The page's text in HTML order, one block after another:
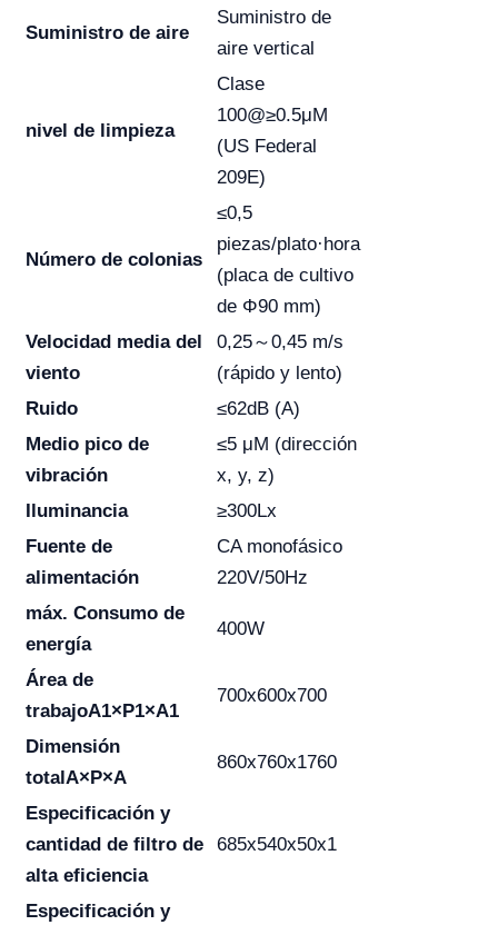
Suministro de aire
Suministro de
aire vertical
nivel de limpieza
Clase
100@≥0.5μM
(US Federal
209E)
Número de colonias
≤0,5
piezas/plato·hora
(placa de cultivo
de Φ90 mm)
Velocidad media del
viento
0,25～0,45 m/s
(rápido y lento)
Ruido
≤62dB (A)
Medio pico de
vibración
≤5 μM (dirección
x, y, z)
Iluminancia
≥300Lx
Fuente de
alimentación
CA monofásico
220V/50Hz
máx. Consumo de
energía
400W
Área de
trabajoA1×P1×A1
700x600x700
Dimensión
totalA×P×A
860x760x1760
Especificación y
cantidad de filtro de
alta eficiencia
685x540x50x1
Especificación y